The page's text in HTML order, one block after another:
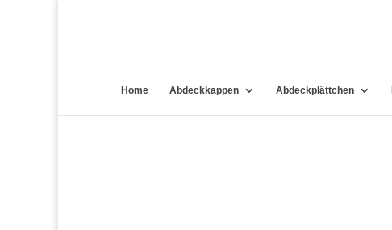
Home Abdeckkappen Abdeckplättchen